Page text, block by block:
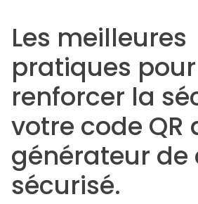
Les meilleures
pratiques pour
renforcer la
votre code QR
générateur de
sécurisé.